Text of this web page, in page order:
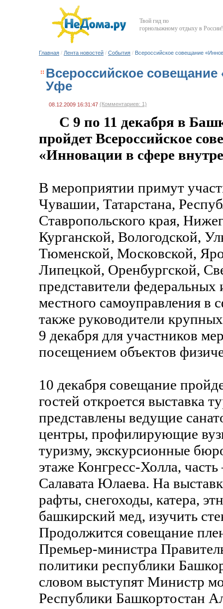
Твой гид по
горнолыжному отдыху в России!
Главная / Лента новостей / События / Всероссийское совещание
Всероссийское
Уфе
08.12.2009 16:31:47 (Комментариев: 1)
С 9 по 11 декабря в
пройдет Всероссийское
«Инновации в сфере
В мероприятии примут
Чувашии, Татарстана,
Ставропольского края,
Курганской, Вологодской,
Тюменской, Московской,
Липецкой, Оренбургской,
представители
местного самоуправления в
также руководители
9 декабря для участников
посещением объектов
10 декабря совещание
гостей откроется выставка
представлены ведущие
центры, профилирующие
туризму, экскурсионные
этаже Конгресс-Холла,
Салавата Юлаева. На
рафты, снегоходы, катера,
башкирский мед, изучить
Продолжится совещание
Премьер-министра
политики республики
словом выступят Министр
Республики Башкортостан